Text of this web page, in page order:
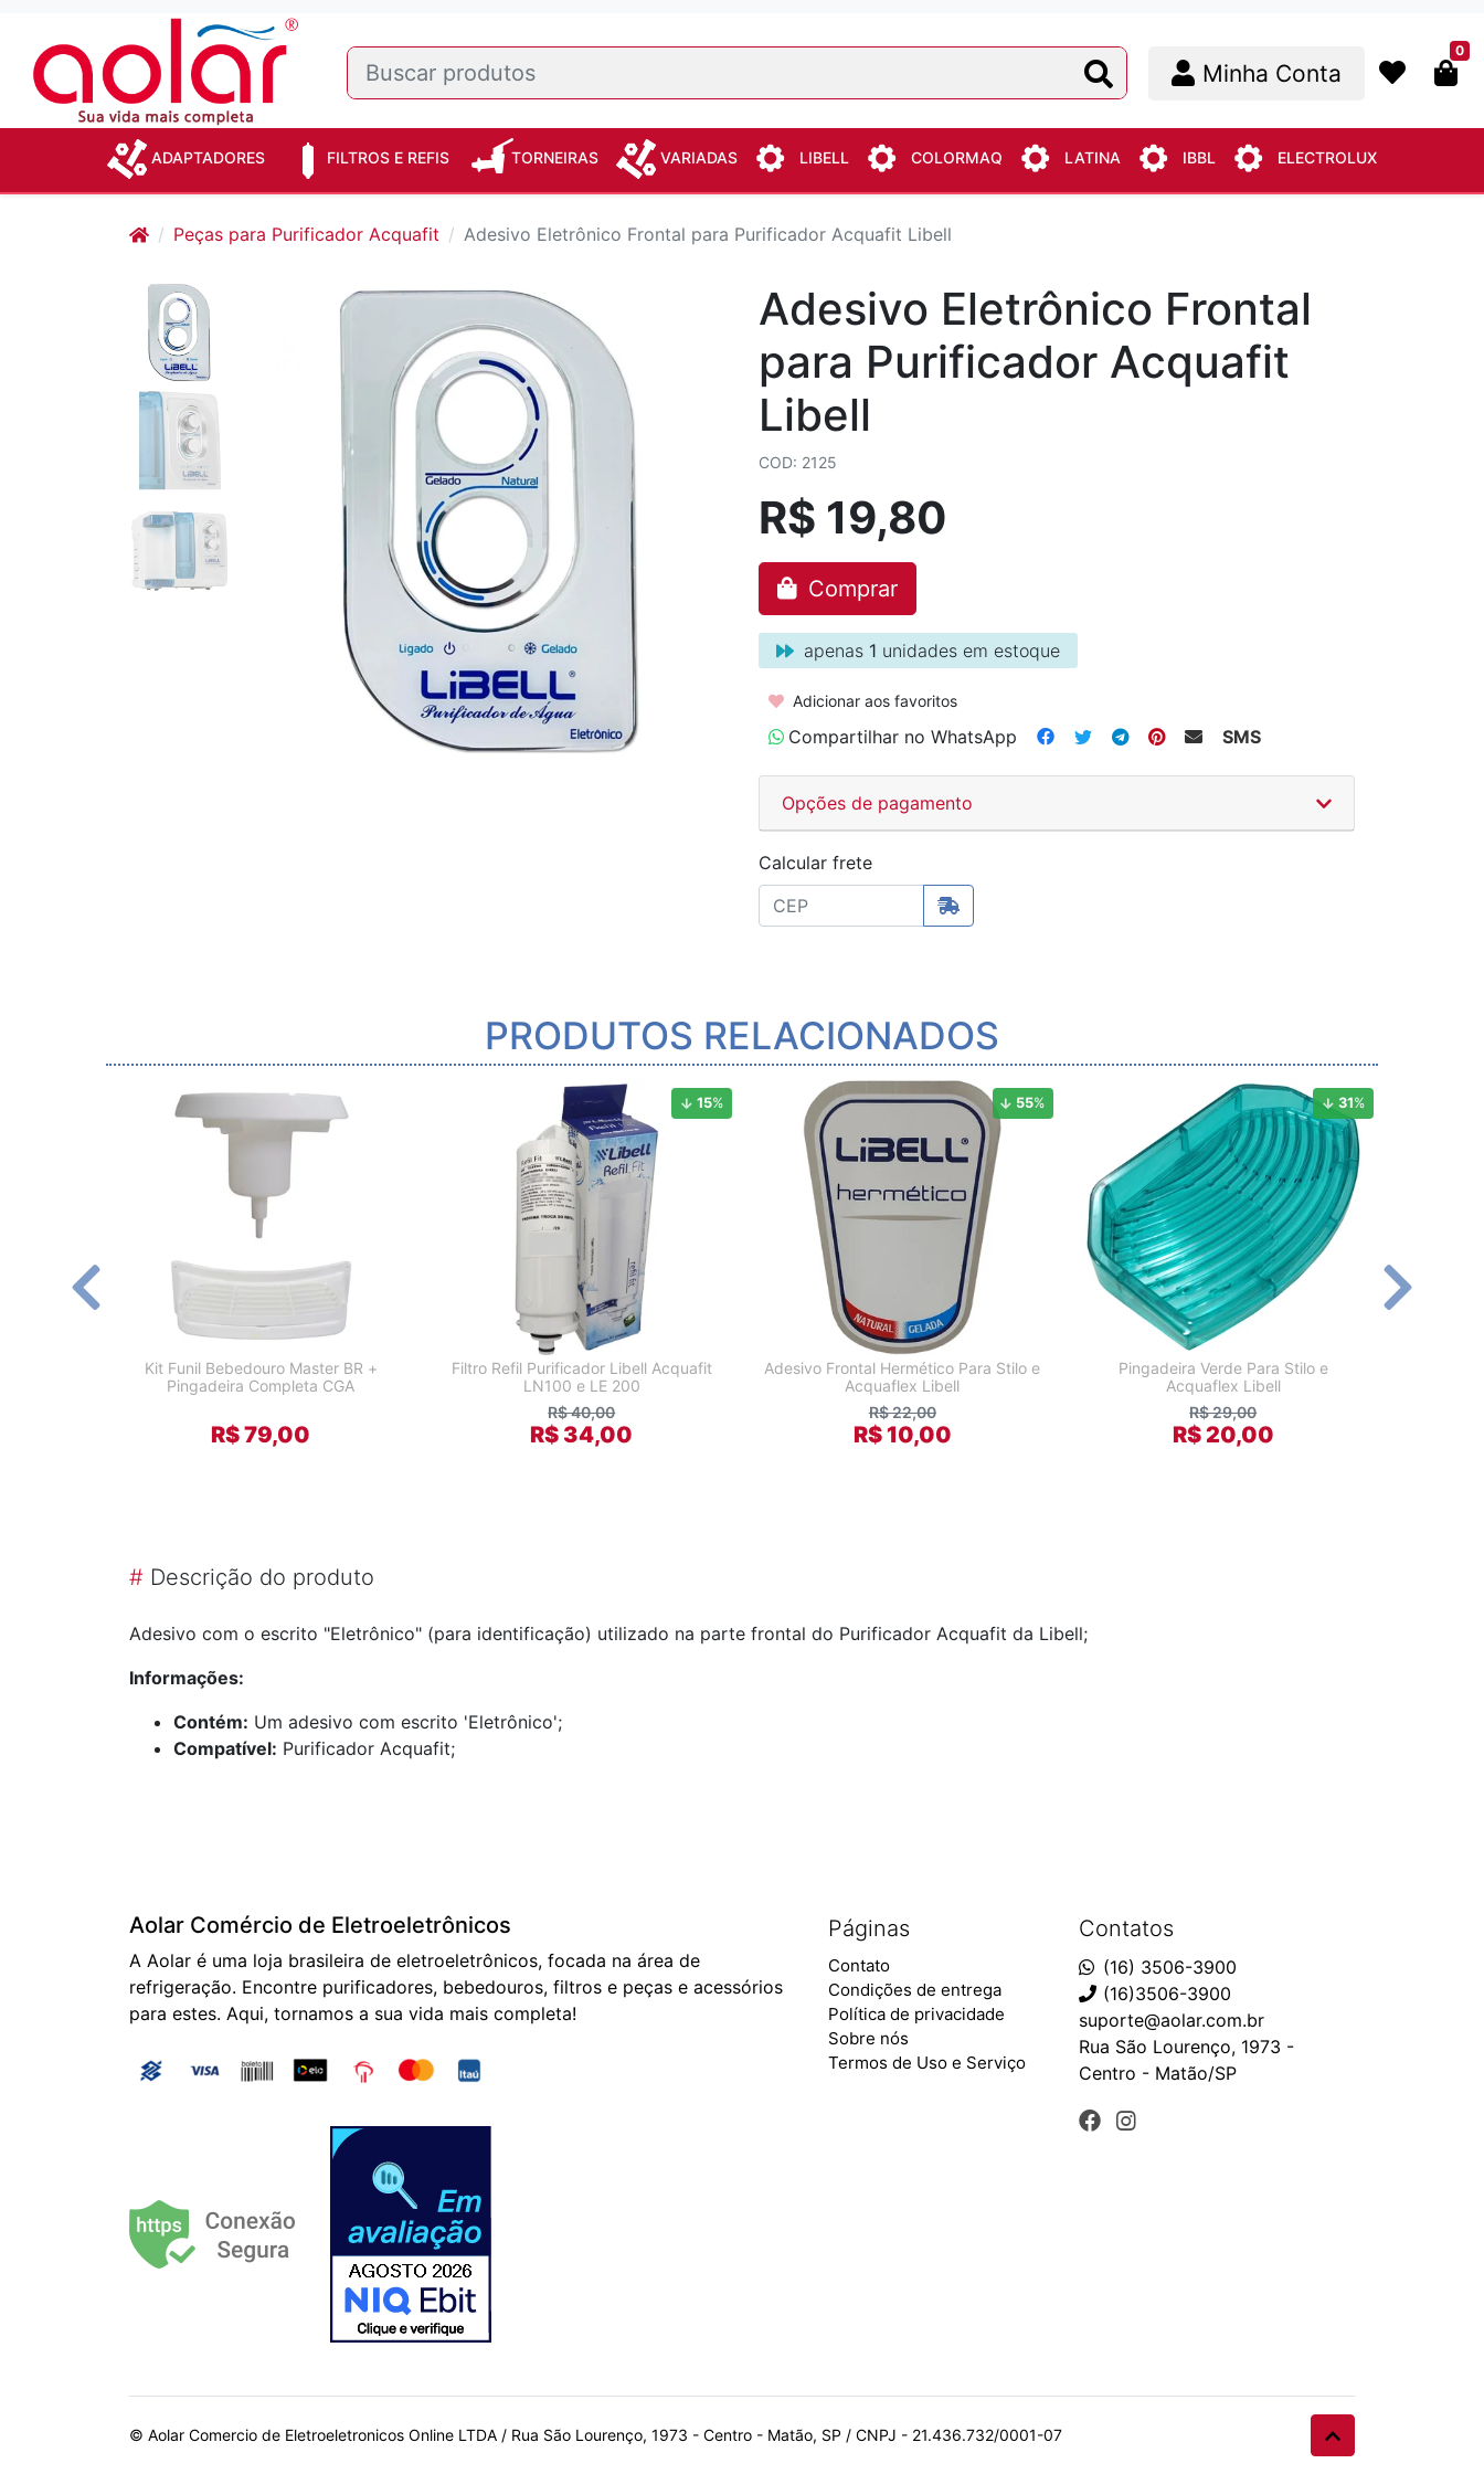
Minha Conta
0
ADAPTADORES FILTROS E REFIS TORNEIRAS VARIADAS LIBELL COLORMAQ LATINA IBBL ELECTROLUX
Peças para Purificador Acquafit Adesivo Eletrônico Frontal para Purificador Acquafit Libell
Adesivo Eletrônico Frontal
para Purificador Acquafit
Libell
COD: 2125
R$ 19,80
Comprar
apenas 1 unidades em estoque
Adicionar aos favoritos
Compartilhar no WhatsApp SMS
Opções de pagamento
Calcular frete
PRODUTOS RELACIONADOS
Kit Funil Bebedouro Master BR +
Pingadeira Completa CGA
R$ 79,00
15%
Filtro Refil Purificador Libell Acquafit
LN100 e LE 200
R$ 40,00
R$ 34,00
55%
Adesivo Frontal Hermético Para Stilo e
Acquaflex Libell
R$ 22,00
R$ 10,00
31%
Pingadeira Verde Para Stilo e
Acquaflex Libell
R$ 29,00
R$ 20,00
# Descrição do produto
Adesivo com o escrito "Eletrônico" (para identificação) utilizado na parte frontal do Purificador Acquafit da Libell;
Informações:
Contém: Um adesivo com escrito 'Eletrônico';
Compatível: Purificador Acquafit;
Contatos
(16) 3506-3900
(16)3506-3900
suporte@aolar.com.br
Rua São Lourenço, 1973 -
Centro - Matão/SP
Páginas
Contato
Condições de entrega
Política de privacidade
Sobre nós
Termos de Uso e Serviço
Aolar Comércio de Eletroeletrônicos
A Aolar é uma loja brasileira de eletroeletrônicos, focada na área de
refrigeração. Encontre purificadores, bebedouros, filtros e peças e acessórios
para estes. Aqui, tornamos a sua vida mais completa!
© Aolar Comercio de Eletroeletronicos Online LTDA / Rua São Lourenço, 1973 - Centro - Matão, SP / CNPJ - 21.436.732/0001-07